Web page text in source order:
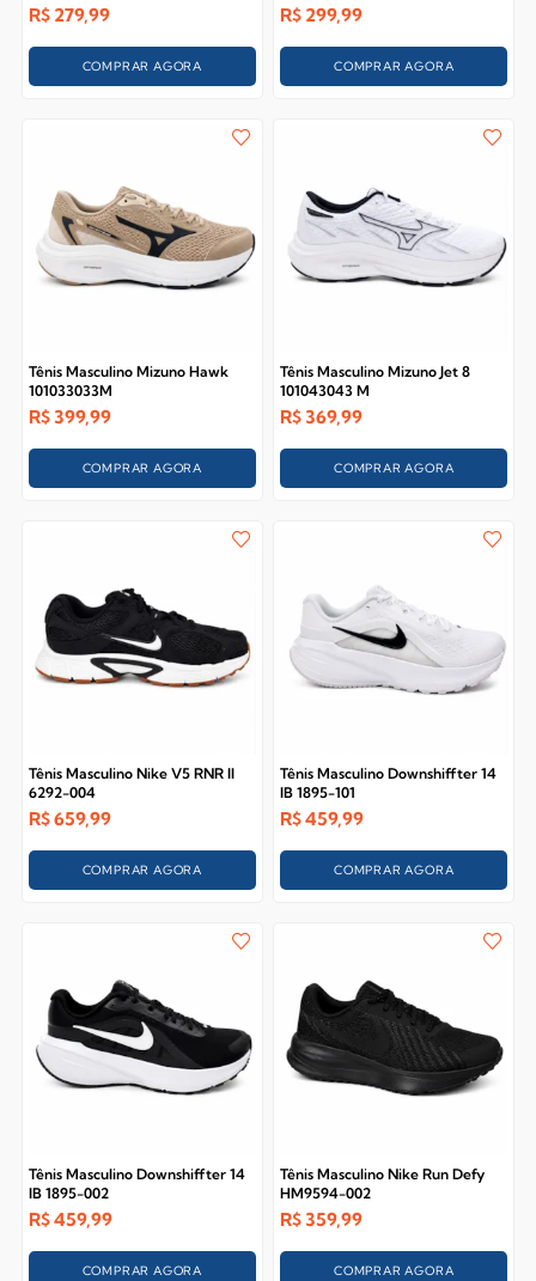
R$ 279,99
COMPRAR AGORA
R$ 299,99
COMPRAR AGORA
Tênis Masculino Mizuno Hawk
101033033M
R$ 399,99
COMPRAR AGORA
Tênis Masculino Mizuno Jet 8
101043043 M
R$ 369,99
COMPRAR AGORA
Tênis Masculino Nike V5 RNR II
6292-004
R$659,99
COMPRAR AGORA
Tênis Masculino Downshiffter 14
IB 1895-101
R$459,99
COMPRAR AGORA
Tênis Masculino Downshiffter 14
IB 1895-002
R$459,99
COMPRAR AGORA
Tênis Masculino Nike Run Defy
HM9594-002
R$ 359,99
COMPRAR AGORA